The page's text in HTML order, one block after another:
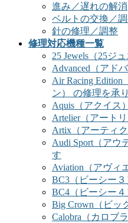
進み／遅れの解消
ベルトの交換／
針の修理／調整
修理対応機種一覧
25 Jewels（25ジ
Advanced（アド
Air Racing
ン） の修理を承
Aquis（アクイス
Artelier（アート
Artix（アーティ
Audi Sport（アウ
す
Aviation（アヴィ
BC3（ビーシー
BC4（ビーシー
Big Crown（ビッ
Calobra（カロブ